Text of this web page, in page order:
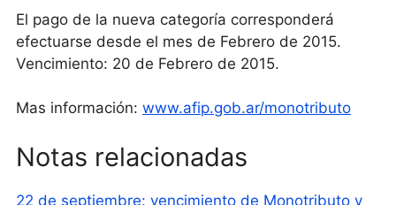
El pago de la nueva categoría corresponderá
efectuarse desde el mes de Febrero de 2015.
Vencimiento: 20 de Febrero de 2015.
Mas información: www.afip.gob.ar/monotributo
Notas relacionadas
22 de septiembre: vencimiento de Monotributo y